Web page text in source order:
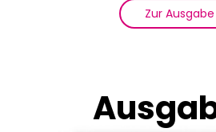
Zur Ausgabe